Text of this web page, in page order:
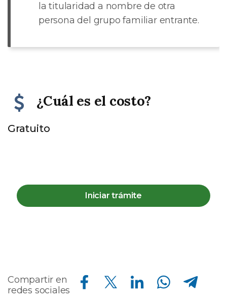
la titularidad a nombre de otra
persona del grupo familiar entrante.
¿Cuál es el costo?
Gratuito
Iniciar trámite
Compartir en
redes sociales
Compartir en Facebook Compartir en Twitter Compartir en Linkedin Compartir en Whatsapp Compartir en Telegram